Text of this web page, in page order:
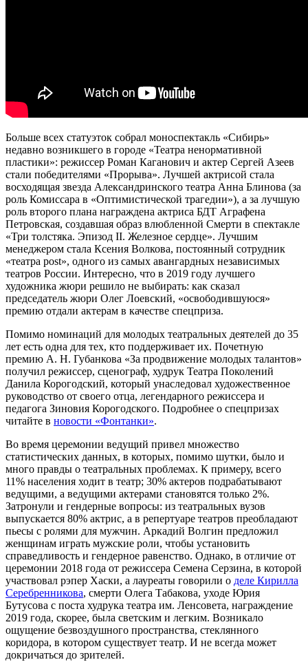
Больше всех статуэток собрал моноспектакль «Сибирь»
недавно возникшего в городе «Театра ненормативной
пластики»: режиссер Роман Каганович и актер Сергей Азеев
стали победителями «Прорыва». Лучшей актрисой стала
восходящая звезда Александринского театра Анна Блинова (за
роль Комиссара в «Оптимистической трагедии»), а за лучшую
роль второго плана награждена актриса БДТ Аграфена
Петровская, создавшая образ влюбленной Смерти в спектакле
«Три толстяка. Эпизод II. Железное сердце». Лучшим
менеджером стала Ксения Волкова, постоянный сотрудник
«театра post», одного из самых авангардных независимых
театров России. Интересно, что в 2019 году лучшего
художника жюри решило не выбирать: как сказал
председатель жюри Олег Лоевский, «освободившуюся»
премию отдали актерам в качестве спецприза.
Помимо номинаций для молодых театральных деятелей до 35
лет есть одна для тех, кто поддерживает их. Почетную
премию А. Н. Губанкова «За продвижение молодых талантов»
получил режиссер, сценограф, худрук Театра Поколений
Данила Корогодский, который унаследовал художественное
руководство от своего отца, легендарного режиссера и
педагога Зиновия Корогодского. Подробнее о спецпризах
читайте в новости «Фонтанки».
Во время церемонии ведущий привел множество
статистических данных, в которых, помимо шутки, было и
много правды о театральных проблемах. К примеру, всего
11% населения ходит в театр; 30% актеров подрабатывают
ведущими, а ведущими актерами становятся только 2%.
Затронули и гендерные вопросы: из театральных вузов
выпускается 80% актрис, а в репертуаре театров преобладают
пьесы с ролями для мужчин. Аркадий Волгин предложил
женщинам играть мужские роли, чтобы установить
справедливость и гендерное равенство. Однако, в отличие от
церемонии 2018 года от режиссера Семена Серзина, в которой
участвовал рэпер Хаски, а лауреаты говорили о деле Кирилла
Серебренникова, смерти Олега Табакова, уходе Юрия
Бутусова с поста худрука театра им. Ленсовета, награждение
2019 года, скорее, была светским и легким. Возникало
ощущение безвоздушного пространства, стеклянного
коридора, в котором существует театр. И не всегда может
докричаться до зрителей.